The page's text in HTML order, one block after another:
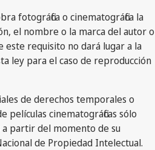
fotográfica o cinematográfica la
el nombre o la marca del autor o
este requisito no dará lugar a la
ley para el caso de reproducción
de derechos temporales o
películas cinematográficas sólo
partir del momento de su
de Propiedad Intelectual.